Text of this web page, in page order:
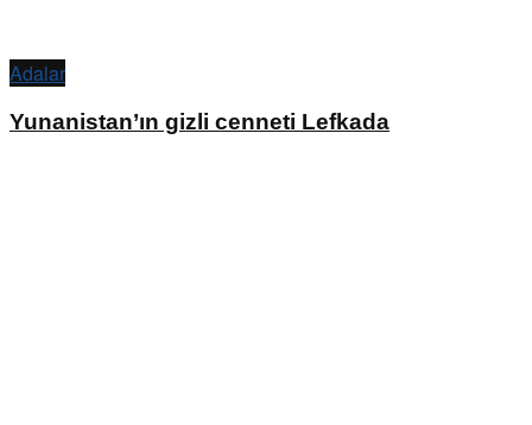
Adalar
Yunanistan’ın gizli cenneti Lefkada